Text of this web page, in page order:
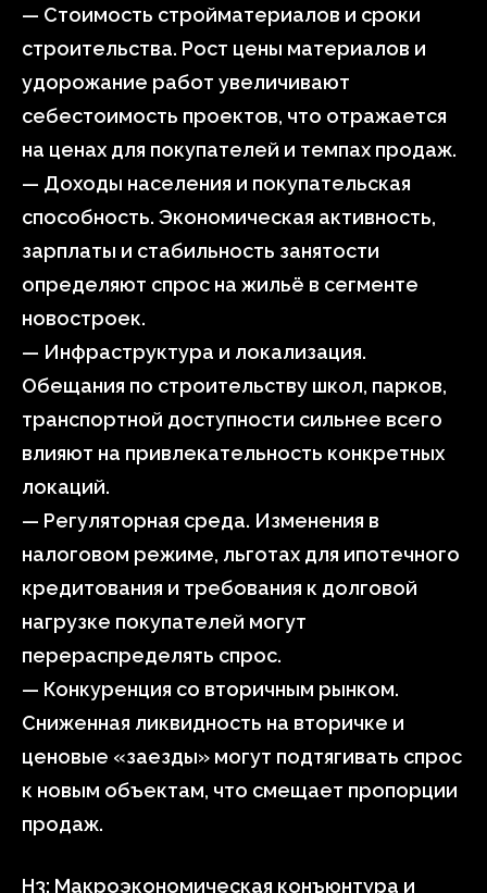
— Стоимость стройматериалов и сроки
строительства. Рост цены материалов и
удорожание работ увеличивают
себестоимость проектов, что отражается
на ценах для покупателей и темпах продаж.
— Доходы населения и покупательская
способность. Экономическая активность,
зарплаты и стабильность занятости
определяют спрос на жильё в сегменте
новостроек.
— Инфраструктура и локализация.
Обещания по строительству школ, парков,
транспортной доступности сильнее всего
влияют на привлекательность конкретных
локаций.
— Регуляторная среда. Изменения в
налоговом режиме, льготах для ипотечного
кредитования и требования к долговой
нагрузке покупателей могут
перераспределять спрос.
— Конкуренция со вторичным рынком.
Сниженная ликвидность на вторичке и
ценовые «заезды» могут подтягивать спрос
к новым объектам, что смещает пропорции
продаж.
H3: Макроэкономическая конъюнтура и